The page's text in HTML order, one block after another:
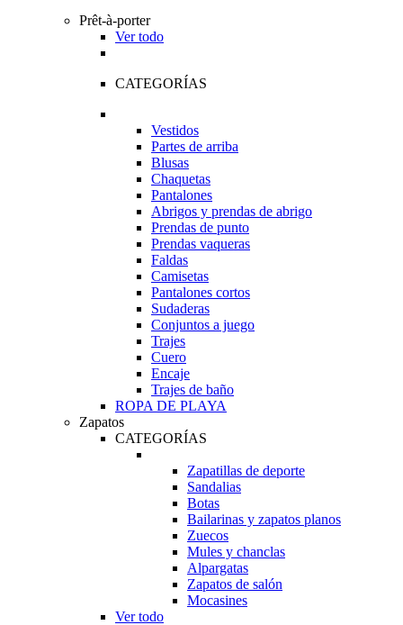
Prêt-à-porter
Ver todo
CATEGORÍAS
Vestidos
Partes de arriba
Blusas
Chaquetas
Pantalones
Abrigos y prendas de abrigo
Prendas de punto
Prendas vaqueras
Faldas
Camisetas
Pantalones cortos
Sudaderas
Conjuntos a juego
Trajes
Cuero
Encaje
Trajes de baño
ROPA DE PLAYA
Zapatos
CATEGORÍAS
Zapatillas de deporte
Sandalias
Botas
Bailarinas y zapatos planos
Zuecos
Mules y chanclas
Alpargatas
Zapatos de salón
Mocasines
Ver todo